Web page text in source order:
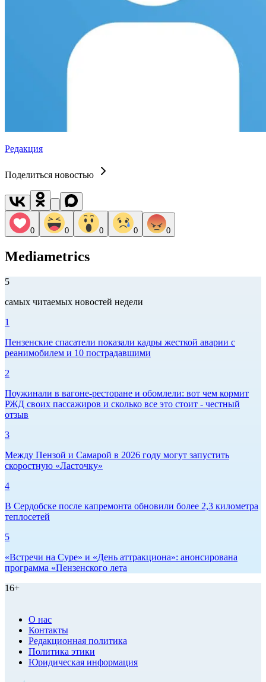
Редакция
Поделиться новостью
0 0 0 0 0
Mediametrics
5
самых читаемых новостей недели
1
Пензенские спасатели показали кадры жесткой аварии с
реанимобилем и 10 пострадавшими
2
Поужинали в вагоне-ресторане и обомлели: вот чем кормит
РЖД своих пассажиров и сколько все это стоит - честный
отзыв
3
Между Пензой и Самарой в 2026 году могут запустить
скоростную «Ласточку»
4
В Сердобске после капремонта обновили более 2,3 километра
теплосетей
5
«Встречи на Суре» и «День аттракциона»: анонсирована
программа «Пензенского лета
16+
О нас
Контакты
Редакционная политика
Политика этики
Юридическая информация